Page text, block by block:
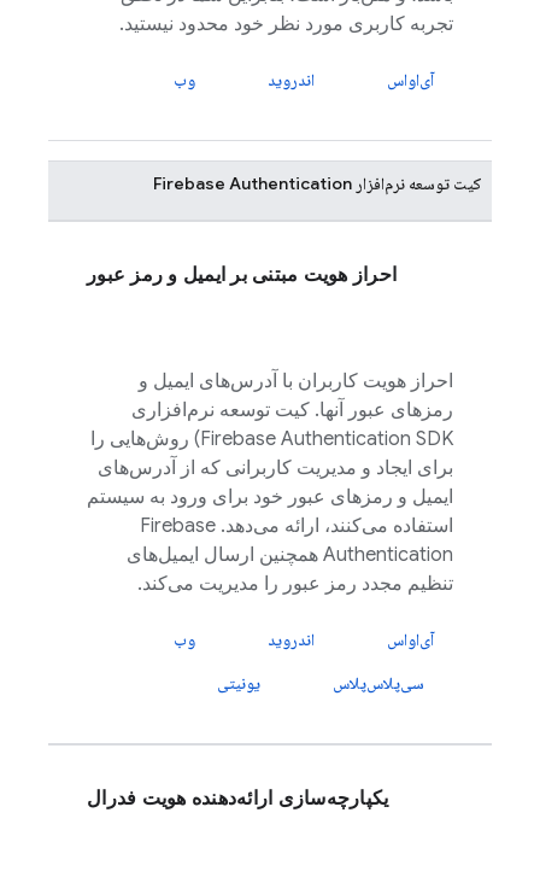
تجربه کاربری مورد نظر خود محدود نیستید.
آی‌او‌اس اندروید وب
کیت توسعه نرم‌افزار Firebase Authentication
احراز هویت مبتنی بر ایمیل و رمز عبور
احراز هویت کاربران با آدرس‌های ایمیل و
رمزهای عبور آنها. کیت توسعه نرم‌افزاری
Firebase AuthenticationSDK) روش‌هایی را
برای ایجاد و مدیریت کاربرانی که از آدرس‌های
ایمیل و رمزهای عبور خود برای ورود به سیستم
استفاده می‌کنند، ارائه می‌دهد. Firebase
Authenticationهمچنین ارسال ایمیل‌های
تنظیم مجدد رمز عبور را مدیریت می‌کند.
آی‌او‌اس اندروید
وب
سی‌پلاس‌پلاس
یونیتی
یکپارچه‌سازی ارائه‌دهنده هویت فدرال